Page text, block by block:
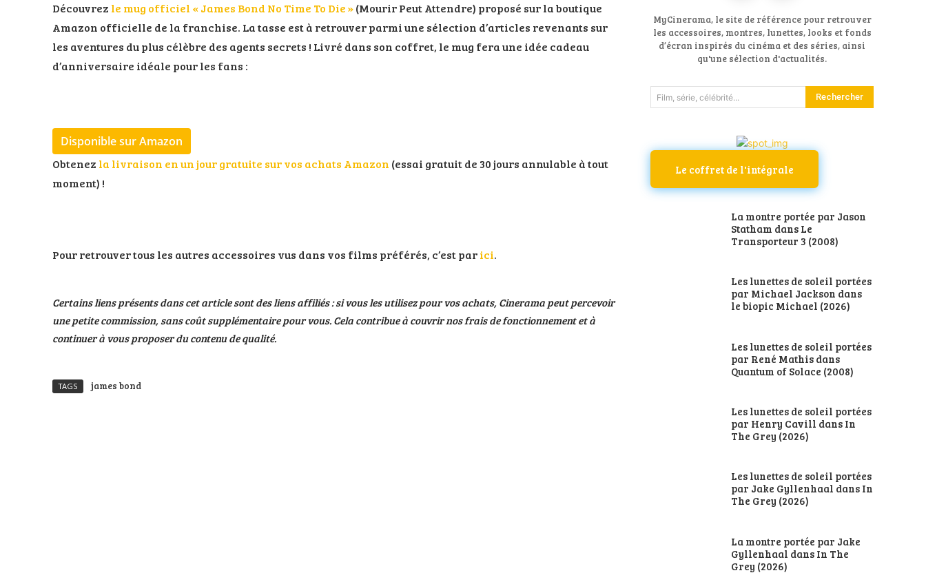
Découvrez le mug officiel « James Bond No Time To Die »(Mourir Peut Attendre) proposé sur la boutique
Amazon officielle de la franchise. La tasse est à retrouver parmi une sélection d’articles revenants sur
les aventures du plus célèbre des agents secrets ! Livré dans son coffret, le mug fera une idée cadeau
d’anniversaire idéale pour les fans :
Disponible sur Amazon
Obtenez la livraison en un jour gratuite sur vos achats Amazon (essai gratuit de 30 jours annulable à tout
moment) !
Pour retrouver tous les autres accessoires vus dans vos films préférés, c’est parici.
Certains liens présents dans cet article sont des liens affiliés : si vous les utilisez pour vos achats, Cinerama peut percevoir
une petite commission, sans coût supplémentaire pour vous. Cela contribue à couvrir nos frais de fonctionnement et à
continuer à vous proposer du contenu de qualité.
TAGS james bond
MyCinerama, le site de référence pour retrouver
les accessoires, montres, lunettes, looks et fonds
d’écran inspirés du cinéma et des séries, ainsi
qu'une sélection d'actualités.
Film, série, célébrité... Rechercher
Le coffret de l'intégrale
La montre portée par Jason
Statham dans Le
Transporteur 3 (2008)
Les lunettes de soleil portées
par Michael Jackson dans
le biopic Michael (2026)
Les lunettes de soleil portées
par René Mathis dans
Quantum of Solace (2008)
Les lunettes de soleil portées
par Henry Cavill dans In
The Grey (2026)
Les lunettes de soleil portées
par Jake Gyllenhaal dans In
The Grey (2026)
La montre portée par Jake
Gyllenhaal dans In The
Grey (2026)